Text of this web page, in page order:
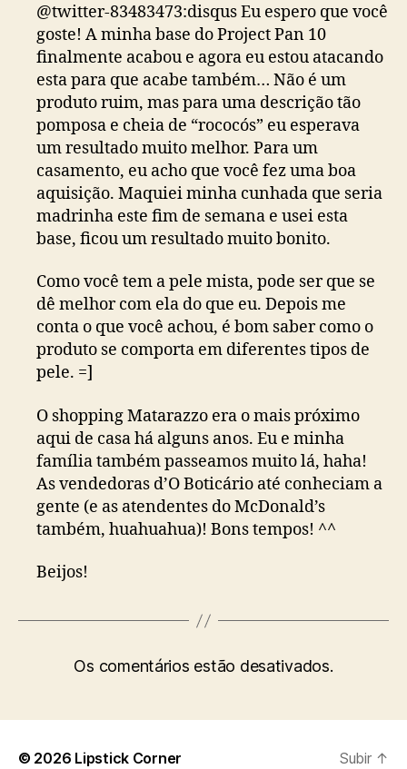
@twitter-83483473:disqus Eu espero que você
goste! A minha base do Project Pan 10
finalmente acabou e agora eu estou atacando
esta para que acabe também… Não é um
produto ruim, mas para uma descrição tão
pomposa e cheia de “rococós” eu esperava
um resultado muito melhor. Para um
casamento, eu acho que você fez uma boa
aquisição. Maquiei minha cunhada que seria
madrinha este fim de semana e usei esta
base, ficou um resultado muito bonito.
Como você tem a pele mista, pode ser que se
dê melhor com ela do que eu. Depois me
conta o que você achou, é bom saber como o
produto se comporta em diferentes tipos de
pele. =]
O shopping Matarazzo era o mais próximo
aqui de casa há alguns anos. Eu e minha
família também passeamos muito lá, haha!
As vendedoras d’O Boticário até conheciam a
gente (e as atendentes do McDonald’s
também, huahuahua)! Bons tempos! ^^
Beijos!
Os comentários estão desativados.
© 2026 Lipstick Corner Subir ↑